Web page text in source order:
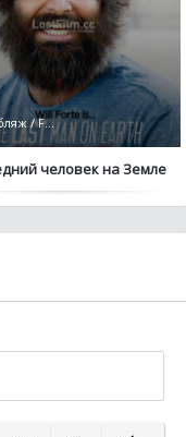
/ FOX
человек на Земле